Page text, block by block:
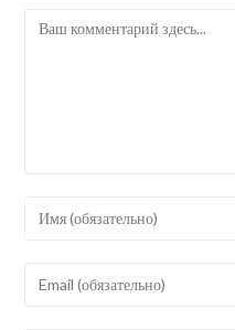
Комментарий
Введите
или
Введите